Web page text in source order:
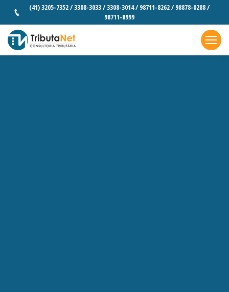
(41) 3205-7352 / 3308-3033 / 3308-3014 / 98711-8262 / 98878-0288 /
98711-8999